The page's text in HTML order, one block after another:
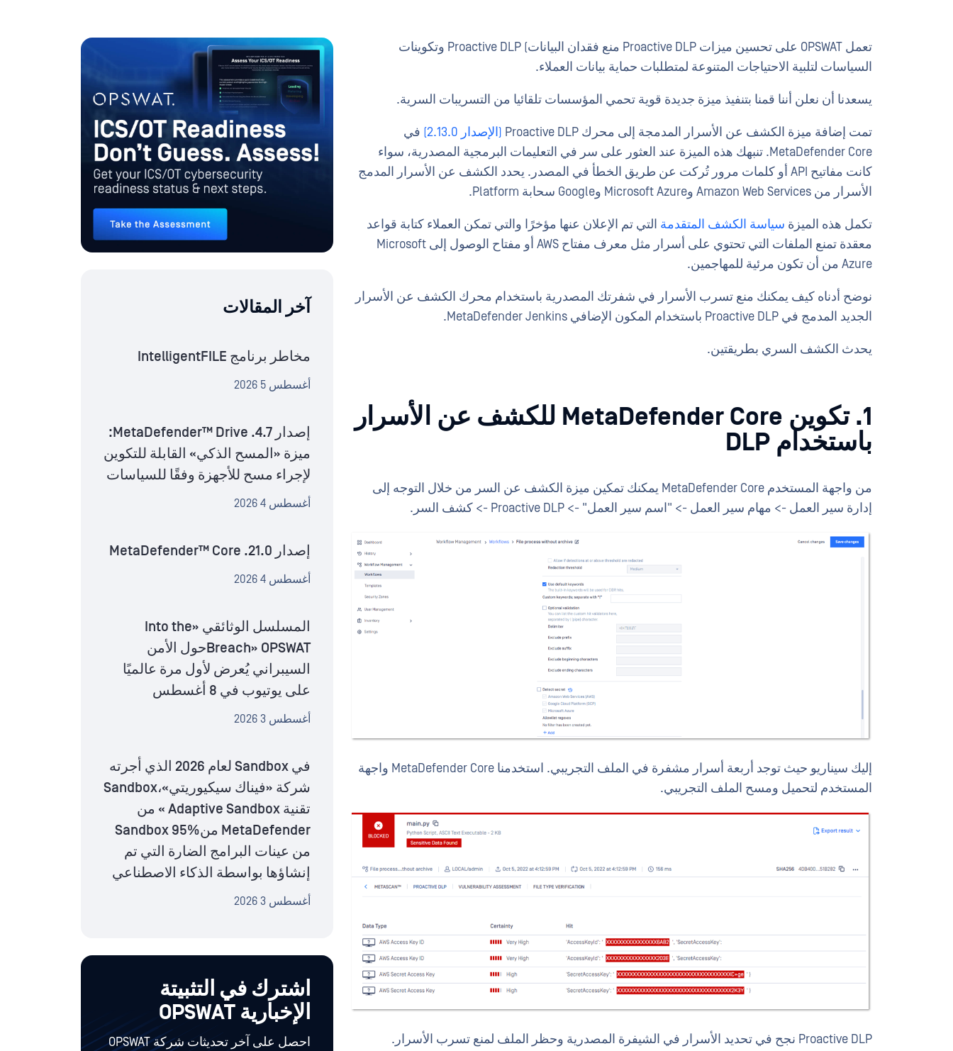
تعمل OPSWAT على تحسين ميزات Proactive DLP منع فقدان البيانات) Proactive DLP وتكوينات
السياسات لتلبية الاحتياجات المتنوعة لمتطلبات حماية بيانات العملاء.
يسعدنا أن نعلن أننا قمنا بتنفيذ ميزة جديدة قوية تحمي المؤسسات تلقائيا من التسريبات السرية.
تمت إضافة ميزة الكشف عن الأسرار المدمجة إلى محرك Proactive DLP (الإصدار 2.13.0)
في
MetaDefender Core. تنبهك هذه الميزة عند العثور على سر في التعليمات البرمجية المصدرية، سواء
كانت مفاتيح API أو كلمات مرور تُركت عن طريق الخطأ في المصدر. يحدد الكشف عن الأسرار المدمج
الأسرار من Amazon Web Services وMicrosoft Azure وGoogle سحابة Platform.
تكمل هذه الميزة سياسة الكشف المتقدمة التي تم الإعلان عنها مؤخرًا والتي تمكن العملاء كتابة قواعد
معقدة تمنع الملفات التي تحتوي على أسرار مثل معرف مفتاح AWS أو مفتاح الوصول إلى Microsoft
Azure من أن تكون مرئية للمهاجمين.
نوضح أدناه كيف يمكنك منع تسرب الأسرار في شفرتك المصدرية باستخدام محرك الكشف عن الأسرار
الجديد المدمج في Proactive DLP باستخدام المكون الإضافي MetaDefender Jenkins.
يحدث الكشف السري بطريقتين.
1. تكوين MetaDefender Core للكشف عن الأسرار
باستخدام DLP
من واجهة المستخدم MetaDefender Core يمكنك تمكين ميزة الكشف عن السر من خلال التوجه إلى
إدارة سير العمل -> مهام سير العمل -> "اسم سير العمل" -> Proactive DLP -> كشف السر.
إليك سيناريو حيث توجد أربعة أسرار مشفرة في الملف التجريبي. استخدمنا MetaDefender Core واجهة
المستخدم لتحميل ومسح الملف التجريبي.
Proactive DLP نجح في تحديد الأسرار في الشيفرة المصدرية وحظر الملف لمنع تسرب الأسرار.
آخر المقالات
مخاطر برنامج IntelligentFILE
أغسطس 5 2026
إصدار MetaDefender™ Drive .4.7:
ميزة «المسح الذكي» القابلة للتكوين
لإجراء مسح للأجهزة وفقًا للسياسات
أغسطس 4 2026
إصدار MetaDefender™ Core .21.0
أغسطس 4 2026
المسلسل الوثائقي «Into the
Breach» OPSWATحول الأمن
السيبراني يُعرض لأول مرة عالميًا
على يوتيوب في 8 أغسطس
أغسطس 3 2026
في Sandbox لعام 2026 الذي أجرته
شركة «فيناك سيكيوريتي»،Sandbox
تقنية Adaptive Sandbox » من
MetaDefender منSandbox 95%
من عينات البرامج الضارة التي تم
إنشاؤها بواسطة الذكاء الاصطناعي
أغسطس 3 2026
اشترك في التثبيتة
الإخبارية OPSWAT
احصل على آخر تحديثات شركة OPSWAT